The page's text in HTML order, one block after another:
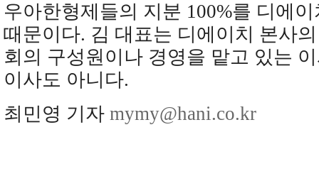
우아한형제들의 지분 100%를 디에
때문이다. 김 대표는 디에이치 본사
회의 구성원이나 경영을 맡고 있는
이사도 아니다.
최민영 기자 mymy@hani.co.kr